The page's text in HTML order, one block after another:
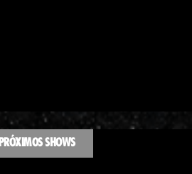
PRÓXIMOS SHOWS